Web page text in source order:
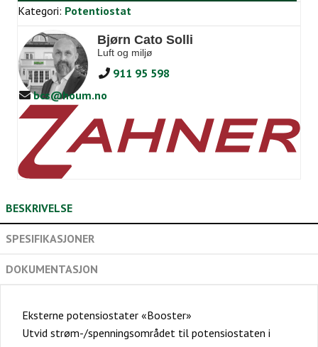
Kategori: Potentiostat
Bjørn Cato Solli
Luft og miljø
911 95 598
bcs@houm.no
BESKRIVELSE
SPESIFIKASJONER
DOKUMENTASJON
Eksterne potensiostater «Booster»
Utvid strøm-/spenningsområdet til potensiostaten i